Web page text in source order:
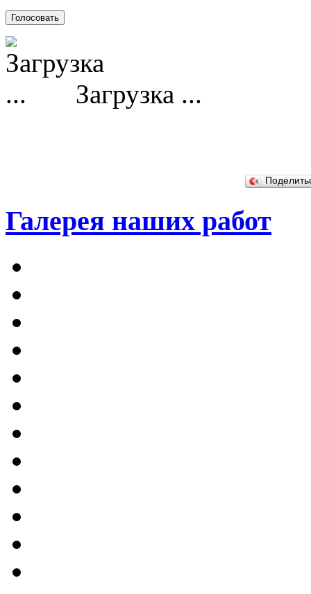
Загрузка ...
Галерея наших работ